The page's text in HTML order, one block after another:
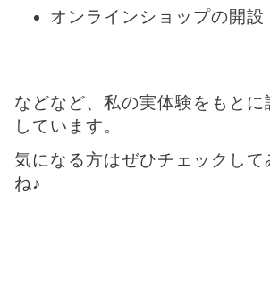
オンラインショップの開設
などなど、私の実体験をもとに
しています。
気になる方はぜひチェックして
ね♪